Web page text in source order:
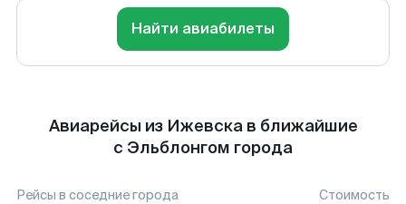
Найти авиабилеты
Авиарейсы из Ижевска в ближайшие
с Эльблонгом города
Рейсы в соседние города Стоимость